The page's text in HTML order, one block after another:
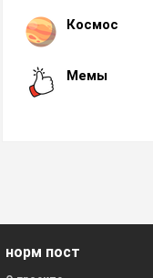
Космос
Мемы
норм пост